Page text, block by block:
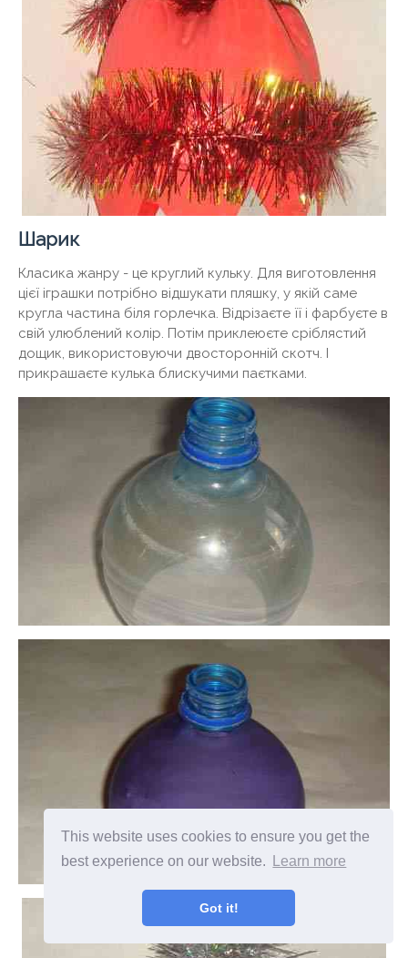
This website uses cookies to ensure you get the
best experience on our website.
Learn more
Got it!
Шарик
Класика жанру - це круглий кульку. Для виготовлення
цієї іграшки потрібно відшукати пляшку, у якій саме
кругла частина біля горлечка. Відрізаєте її і фарбуєте в
свій улюблений колір. Потім приклеюєте сріблястий
дощик, використовуючи двосторонній скотч. І
прикрашаєте кулька блискучими паєтками.